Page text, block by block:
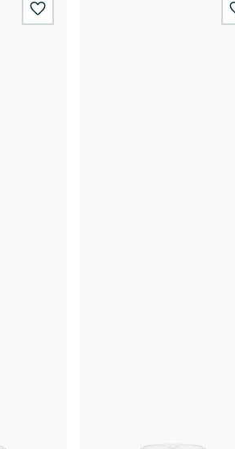
wishlist.add